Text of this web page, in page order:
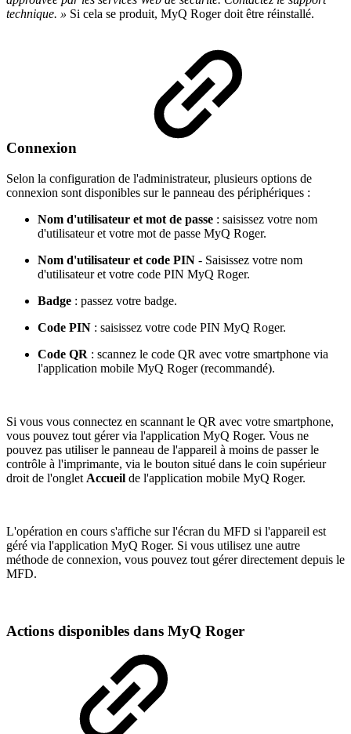
technique. » Si cela se produit, MyQ Roger doit être réinstallé.
Connexion
Selon la configuration de l'administrateur, plusieurs options de
connexion sont disponibles sur le panneau des périphériques :
Nom d'utilisateur et mot de passe : saisissez votre nom
d'utilisateur et votre mot de passe MyQ Roger.
Nom d'utilisateur et code PIN - Saisissez votre nom
d'utilisateur et votre code PIN MyQ Roger.
Badge : passez votre badge.
Code PIN : saisissez votre code PIN MyQ Roger.
Code QR : scannez le code QR avec votre smartphone via
l'application mobile MyQ Roger (recommandé).
Si vous vous connectez en scannant le QR avec votre smartphone,
vous pouvez tout gérer via l'application MyQ Roger. Vous ne
pouvez pas utiliser le panneau de l'appareil à moins de passer le
contrôle à l'imprimante, via le bouton situé dans le coin supérieur
droit de l'onglet Accueil de l'application mobile MyQ Roger.
L'opération en cours s'affiche sur l'écran du MFD si l'appareil est
géré via l'application MyQ Roger. Si vous utilisez une autre
méthode de connexion, vous pouvez tout gérer directement depuis le
MFD.
Actions disponibles dans MyQ Roger